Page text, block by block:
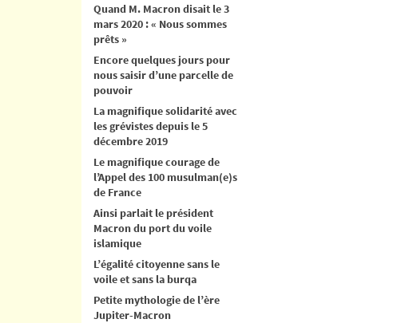
Quand M. Macron disait le 3
mars 2020 : « Nous sommes
prêts »
Encore quelques jours pour
nous saisir d’une parcelle de
pouvoir
La magnifique solidarité avec
les grévistes depuis le 5
décembre 2019
Le magnifique courage de
l’Appel des 100 musulman(e)s
de France
Ainsi parlait le président
Macron du port du voile
islamique
L’égalité citoyenne sans le
voile et sans la burqa
Petite mythologie de l’ère
Jupiter-Macron